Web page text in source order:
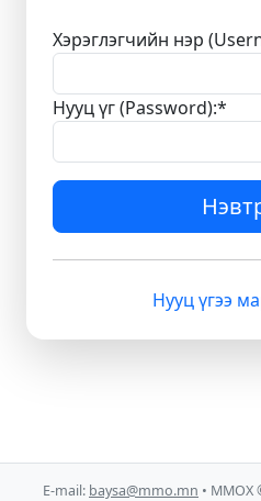
Хэрэглэгчийн нэр
Нууц үг (Password):*
Нууц үгээ
E-mail: baysa@mmo.mn • ММОХ